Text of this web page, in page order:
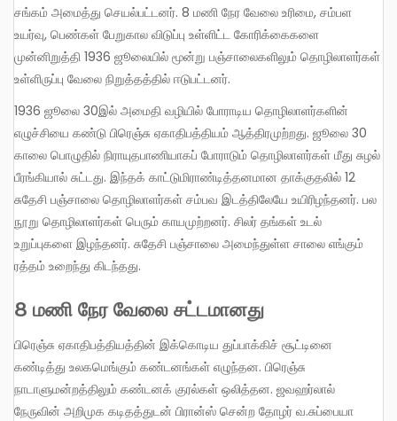
சங்கம் அமைத்து செயல்பட்டனர். 8 மணி நேர வேலை உரிமை, சம்பள
உயர்வு, பெண்கள் பேறுகால விடுப்பு உள்ளிட்ட கோரிக்கைகளை
முன்னிறுத்தி 1936 ஜூலையில் மூன்று பஞ்சாலைகளிலும் தொழிலாளர்கள்
உள்ளிருப்பு வேலை நிறுத்தத்தில் ஈடுபட்டனர்.
1936 ஜூலை 30இல் அமைதி வழியில் போராடிய தொழிலாளர்களின்
எழுச்சியை கண்டு பிரெஞ்சு ஏகாதிபத்தியம் ஆத்திரமுற்றது. ஜூலை 30
காலை பொழுதில் நிராயுதபாணியாகப் போராடும் தொழிலாளர்கள் மீது சுழல்
பீரங்கியால் சுட்டது. இந்தக் காட்டுமிராண்டித்தனமான தாக்குதலில் 12
சுதேசி பஞ்சாலை தொழிலாளர்கள் சம்பவ இடத்திலேயே உயிரிழந்தனர். பல
நூறு தொழிலாளர்கள் பெரும் காயமுற்றனர். சிலர் தங்கள் உடல்
உறுப்புகளை இழந்தனர். சுதேசி பஞ்சாலை அமைந்துள்ள சாலை எங்கும்
ரத்தம் உறைந்து கிடந்தது.
8 மணி நேர வேலை சட்டமானது
பிரெஞ்சு ஏகாதிபத்தியத்தின் இக்கொடிய துப்பாக்கிச் சூட்டினை
கண்டித்து உலகமெங்கும் கண்டனங்கள் எழுந்தன. பிரெஞ்சு
நாடாளுமன்றத்திலும் கண்டனக் குரல்கள் ஒலித்தன. ஜவஹர்லால்
நேருவின் அறிமுக கடிதத்துடன் பிரான்ஸ் சென்ற தோழர் வ.சுப்பையா